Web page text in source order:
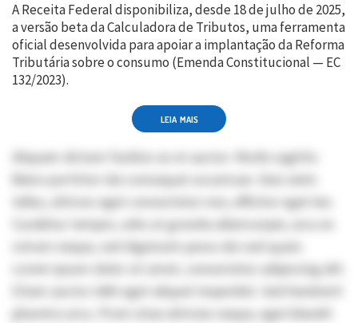
A Receita Federal disponibiliza, desde 18 de julho de 2025,
a versão beta da Calculadora de Tributos, uma ferramenta
oficial desenvolvida para apoiar a implantação da Reforma
Tributária sobre o consumo (Emenda Constitucional — EC
132/2023).
LEIA MAIS
Aliquam dictum facilisis ex et auctor. Morbi sagittis
libero porttitor dui consequat accumsan. Duis enim
tellus, ultrices eget consectetur non, efficitur eget leo.
Curabitur tempor, odio at gravida ullamcorper, arcu ex
rutrum neque, sed dignissim purus dui sed quam.
Lorem ipsum dolor sit amet, consectetur adipiscing elit.
Etiam auctor nibh eget aliquet imperdiet. Sed hendrerit
pharetra arcu. Proin vitae ultricies neque, eget blandit